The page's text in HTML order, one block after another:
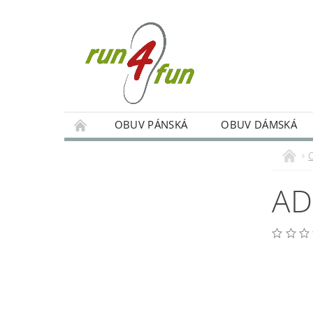
OBUV PÁNSKÁ OBUV DÁMSKÁ